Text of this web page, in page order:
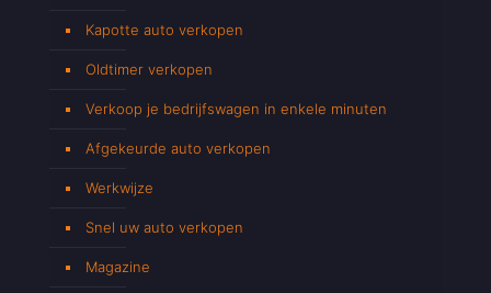
Kapotte auto verkopen
Oldtimer verkopen
Verkoop je bedrijfswagen in enkele minuten
Afgekeurde auto verkopen
Werkwijze
Snel uw auto verkopen
Magazine